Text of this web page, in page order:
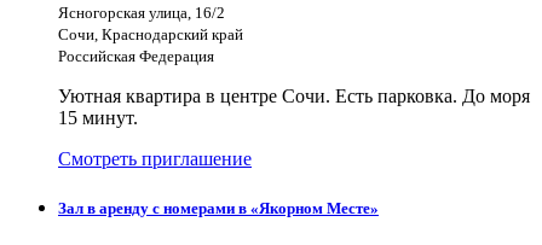
Ясногорская улица, 16/2
Сочи, Краснодарский край
Российская Федерация
Уютная квартира в центре Сочи. Есть парковка. До моря
15 минут.
Смотреть приглашение
Зал в аренду с номерами в «Якорном Месте»